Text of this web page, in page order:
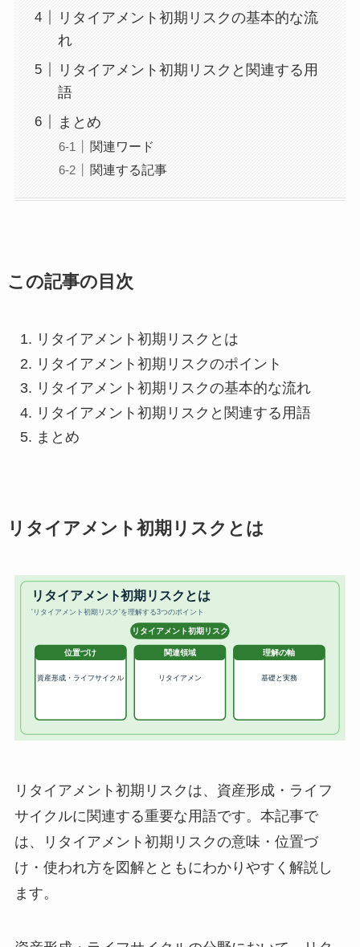
リタイアメント初期リスクの基本的な流
れ
リタイアメント初期リスクと関連する用
語
まとめ
関連ワード
関連する記事
この記事の目次
リタイアメント初期リスクとは
リタイアメント初期リスクのポイント
リタイアメント初期リスクの基本的な流れ
リタイアメント初期リスクと関連する用語
まとめ
リタイアメント初期リスクとは
リタイアメント初期リスクは、資産形成・ライフ
サイクルに関連する重要な用語です。本記事で
は、リタイアメント初期リスクの意味・位置づ
け・使われ方を図解とともにわかりやすく解説し
ます。